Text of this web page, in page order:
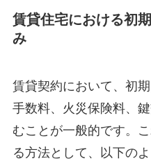
賃貸住宅における初
み
賃貸契約において、初
手数料、火災保険料、
むことが一般的です。
る方法として、以下の